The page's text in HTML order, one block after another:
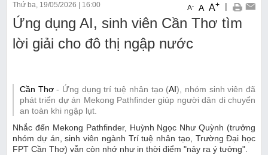
Thứ ba, 19/05/2026 16:00 A- A A+ |
Ứng dụng AI, sinh viên Cần Thơ tìm
lời giải cho đô thị ngập nước
Cần Thơ- Ứng dụng trí tuệ nhân tạo (AI), nhóm sinh viên đã
phát triển dự án Mekong Pathfinder giúp người dân di chuyển
an toàn khi ngập lụt.
Nhắc đến Mekong Pathfinder, Huỳnh Ngọc Như Quỳnh (trưởng
nhóm dự án, sinh viên ngành Trí tuệ nhân tạo, Trường Đại học
FPT Cần Thơ) vẫn còn nhớ như in thời điểm "nảy ra ý tưởng".